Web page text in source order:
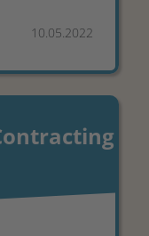
10.05.2022